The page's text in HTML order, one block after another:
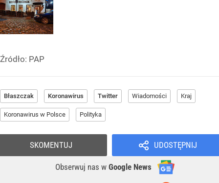
Źródło: PAP
Błaszczak Koronawirus Twitter Wiadomości Kraj
Koronawirus w Polsce Polityka
UDOSTĘPNIJ
Obserwuj nas w Google News
SKOMENTUJ